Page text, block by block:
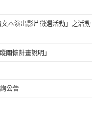
本演出影片徵選活動」之活動
關懷計畫說明」
公告